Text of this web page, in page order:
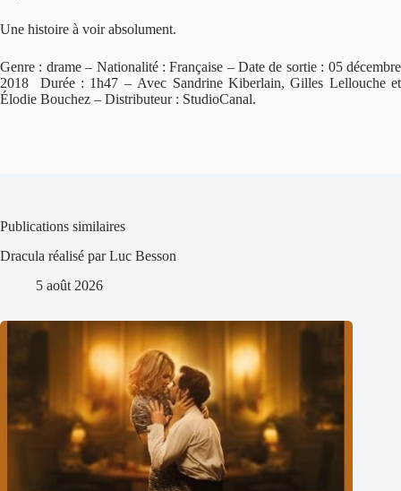
Une histoire à voir absolument.
Genre : drame – Nationalité : Française – Date de sortie : 05 décembre
2018 Durée : 1h47 – Avec Sandrine Kiberlain, Gilles Lellouche et
Élodie Bouchez – Distributeur : StudioCanal.
Publications similaires
Dracula réalisé par Luc Besson
5 août 2026